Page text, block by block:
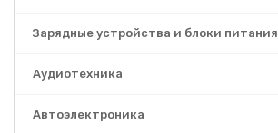
Зарядные устройства и блоки питания
Аудиотехника
Автоэлектроника